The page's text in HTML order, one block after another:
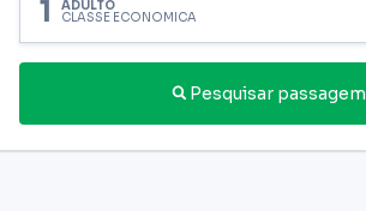
1 ADULTO
CLASSE ECONÔMICA
Pesquisar passagem